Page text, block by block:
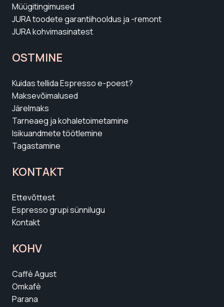
Müügitingimused
JURA toodete garantiihooldus ja -remont
JURA kohvimasinatest
OSTMINE
Kuidas tellida Espresso e-poest?
Maksevõimalused
Järelmaks
Tarneaeg ja kohaletoimetamine
Isikuandmete töötlemine
Tagastamine
KONTAKT
Ettevõttest
Espresso grupi sünnilugu
Kontakt
KOHV
Caffè Agust
Omkafè
Parana